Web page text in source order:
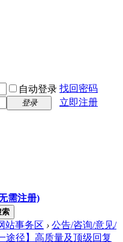
自动登录 找回密码
登录 立即注册
需注册)
索
站事务区 › 公告/咨询/意见/
途径】高质量及顶级回复